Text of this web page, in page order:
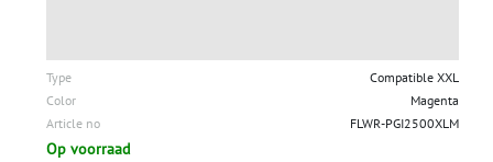
Type
Compatible XXL
Color
Magenta
Article no
FLWR-PGI2500XLM
Op voorraad